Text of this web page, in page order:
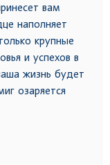
вам
наполняет
крупные
и успехов в
жизнь будет
озаряется